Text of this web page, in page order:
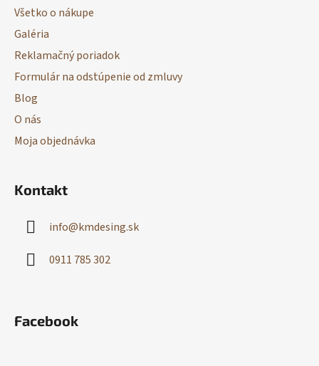
Všetko o nákupe
Galéria
Reklamačný poriadok
Formulár na odstúpenie od zmluvy
Blog
O nás
Moja objednávka
Kontakt
info@kmdesing.sk
0911 785 302
Facebook